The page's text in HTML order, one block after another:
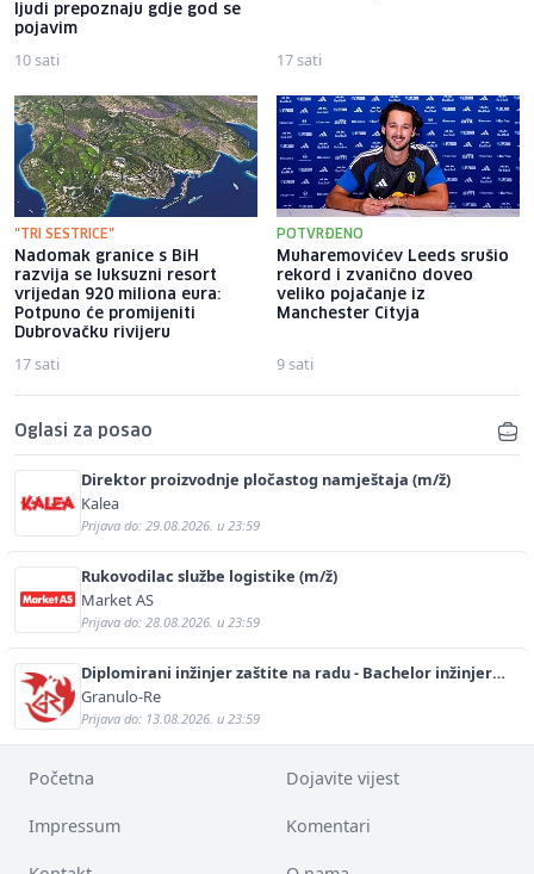
ljudi prepoznaju gdje god se
pojavim
10 sati 17 sati
"TRI SESTRICE"
Nadomak granice s BiH
razvija se luksuzni resort
vrijedan 920 miliona eura:
Potpuno će promijeniti
Dubrovačku rivijeru
17 sati
POTVRĐENO
Muharemovićev Leeds srušio
rekord i zvanično doveo
veliko pojačanje iz
Manchester Cityja
9 sati
Oglasi za posao
Direktor proizvodnje pločastog namještaja (m/ž)
Kalea
Prijava do: 29.08.2026. u 23:59
Rukovodilac službe logistike (m/ž)
Market AS
Prijava do: 28.08.2026. u 23:59
Diplomirani inžinjer zaštite na radu - Bachelor inžinjer
sigurnosti i pomoći (m/ž)
Granulo-Re
Prijava do: 13.08.2026. u 23:59
Početna Dojavite vijest
Impressum Komentari